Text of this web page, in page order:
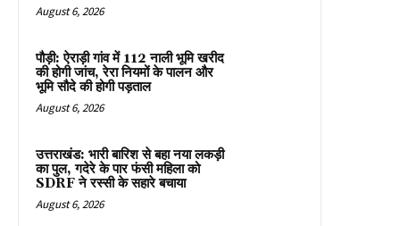
August 6, 2026
पौड़ी: ऐराड़ी गांव में 112 नाली भूमि खरीद
की होगी जांच, रेरा नियमों के पालन और
भूमि सौदे की होगी पड़ताल
August 6, 2026
उत्तराखंड: भारी बारिश से बहा नया लकड़ी
का पुल, गदेरे के पार फंसी महिला को
SDRF ने रस्सी के सहारे बचाया
August 6, 2026